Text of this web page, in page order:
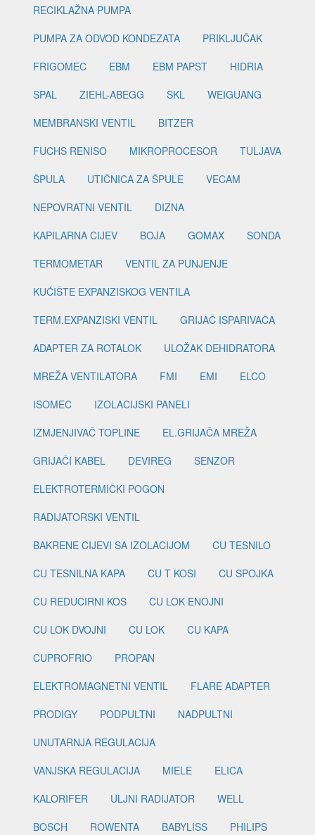
RECIKLAŽNA PUMPA
PUMPA ZA ODVOD KONDEZATA
PRIKLJUČAK
FRIGOMEC
EBM EBM PAPST
HIDRIA
SPAL
ZIEHL-ABEGG SKL
WEIGUANG
MEMBRANSKI VENTIL
BITZER
FUCHS RENISO
MIKROPROCESOR
TULJAVA
ŠPULA
UTIČNICA ZA ŠPULE
VECAM
NEPOVRATNI VENTIL
DIZNA
KAPILARNA CIJEV
BOJA GOMAX
SONDA
TERMOMETAR
VENTIL ZA PUNJENJE
KUĆIŠTE EXPANZISKOG VENTILA
TERM.EXPANZISKI VENTIL
GRIJAČ ISPARIVAČA
ADAPTER ZA ROTALOK
ULOŽAK DEHIDRATORA
MREŽA VENTILATORA
FMI EMI
ELCO
ISOMEC
IZOLACIJSKI PANELI
IZMJENJIVAČ TOPLINE
EL.GRIJAČA MREŽA
GRIJAČI KABEL
DEVIREG
SENZOR
ELEKTROTERMIČKI POGON
RADIJATORSKI VENTIL
BAKRENE CIJEVI SA IZOLACIJOM
CU TESNILO
CU TESNILNA KAPA
CU T KOSI
CU SPOJKA
CU REDUCIRNI KOS
CU LOK ENOJNI
CU LOK DVOJNI
CU LOK
CU KAPA
CUPROFRIO
PROPAN
ELEKTROMAGNETNI VENTIL
FLARE ADAPTER
PRODIGY
PODPULTNI
NADPULTNI
UNUTARNJA REGULACIJA
VANJSKA REGULACIJA
MIELE
ELICA
KALORIFER
ULJNI RADIJATOR
WELL
BOSCH
ROWENTA BABYLISS
PHILIPS